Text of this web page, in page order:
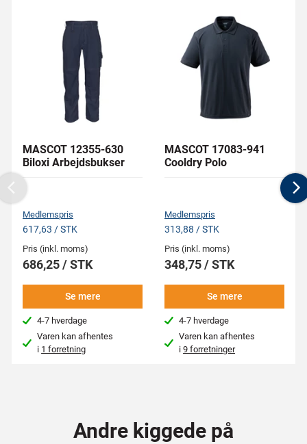
MASCOT 12355-630
Biloxi Arbejdsbukser
Medlemspris
617,63 / STK
Pris (inkl. moms)
686,25 / STK
Se mere
4-7 hverdage
Varen kan afhentes
i 1 forretning
MASCOT 17083-941
Cooldry Polo
Medlemspris
313,88 / STK
Pris (inkl. moms)
348,75 / STK
Se mere
4-7 hverdage
Varen kan afhentes
i9 forretninger
Previous
Andre kiggede på